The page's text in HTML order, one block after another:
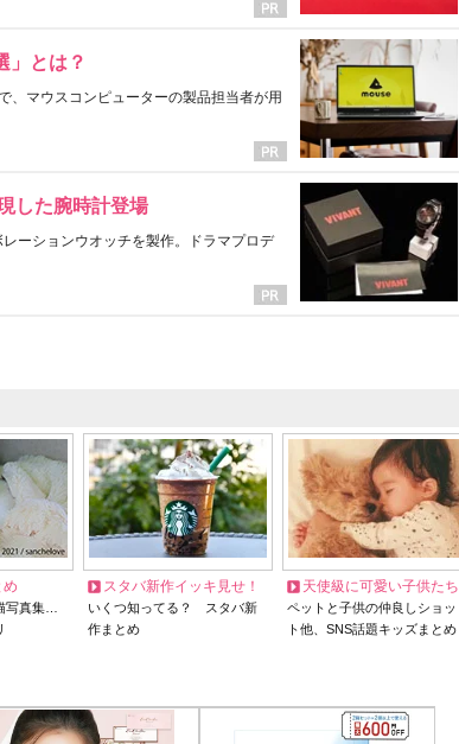
」とは？
、マウスコンピューターの製品担当者が用
した腕時計登場
ーションウオッチを製作。ドラマプロデ
め
写真集…
スタバ新作イッキ見せ！
いくつ知ってる？ スタバ新
作まとめ
天使級に可愛い子供たち
ペットと子供の仲良しショッ
ト他、SNS話題キッズまとめ